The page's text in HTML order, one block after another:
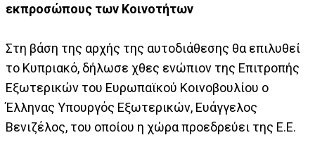
εκπροσώπους των Κοινοτήτων
Στη βάση της αρχής της αυτοδιάθεσης θα επιλυθεί
το Κυπριακό, δήλωσε χθες ενώπιον της Επιτροπής
Εξωτερικών του Ευρωπαϊκού Κοινοβουλίου ο
Έλληνας Υπουργός Εξωτερικών, Ευάγγελος
Βενιζέλος, του οποίου η χώρα προεδρεύει της Ε.Ε.